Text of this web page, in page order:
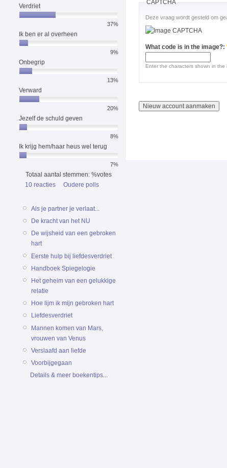
Verdriet
37%
Ik ben er al overheen
9%
Onbegrip
13%
Verward
20%
Jezelf de schuld geven
8%
Ik krijg hem/haar heus wel terug
7%
Totaal aantal stemmen: %votes
10 reacties
Oudere polls
Als je partner je verlaat...
De kracht van het NU
De wijsheid van een gebroken
hart
Eerste hulp bij liefdesverdriet
Handboek Spiegelogie
Het geheim van een gelukkige
relatie
Hoe lijm ik mijn gebroken hart
Liefdesverdriet
Mannen komen van Mars,
vrouwen van Venus
Verslaafd aan liefde
Voorbijgegaan
Details & meer boekentips...
CAPTCHA
Deze vraag wordt gesteld om
What code is in the image?:
Enter the characters shown in the